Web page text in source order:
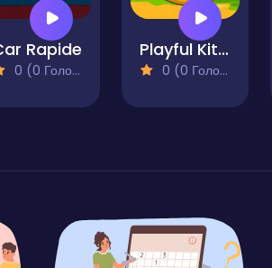
Rapide
0 (0 Голосів)
Playful Kitty
0 (0 Голосів)